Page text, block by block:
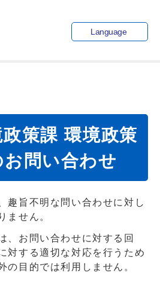
Language
政策課 環境政策
問い合わせ
趣旨不明な問い合わせに対し
ません。
、お問い合わせに対する回
対する適切な対応を行うため
の目的では利用しません。